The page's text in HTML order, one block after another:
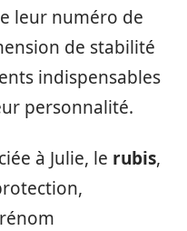
leur numéro de
de stabilité
indispensables
personnalité.
à Julie, le rubis,